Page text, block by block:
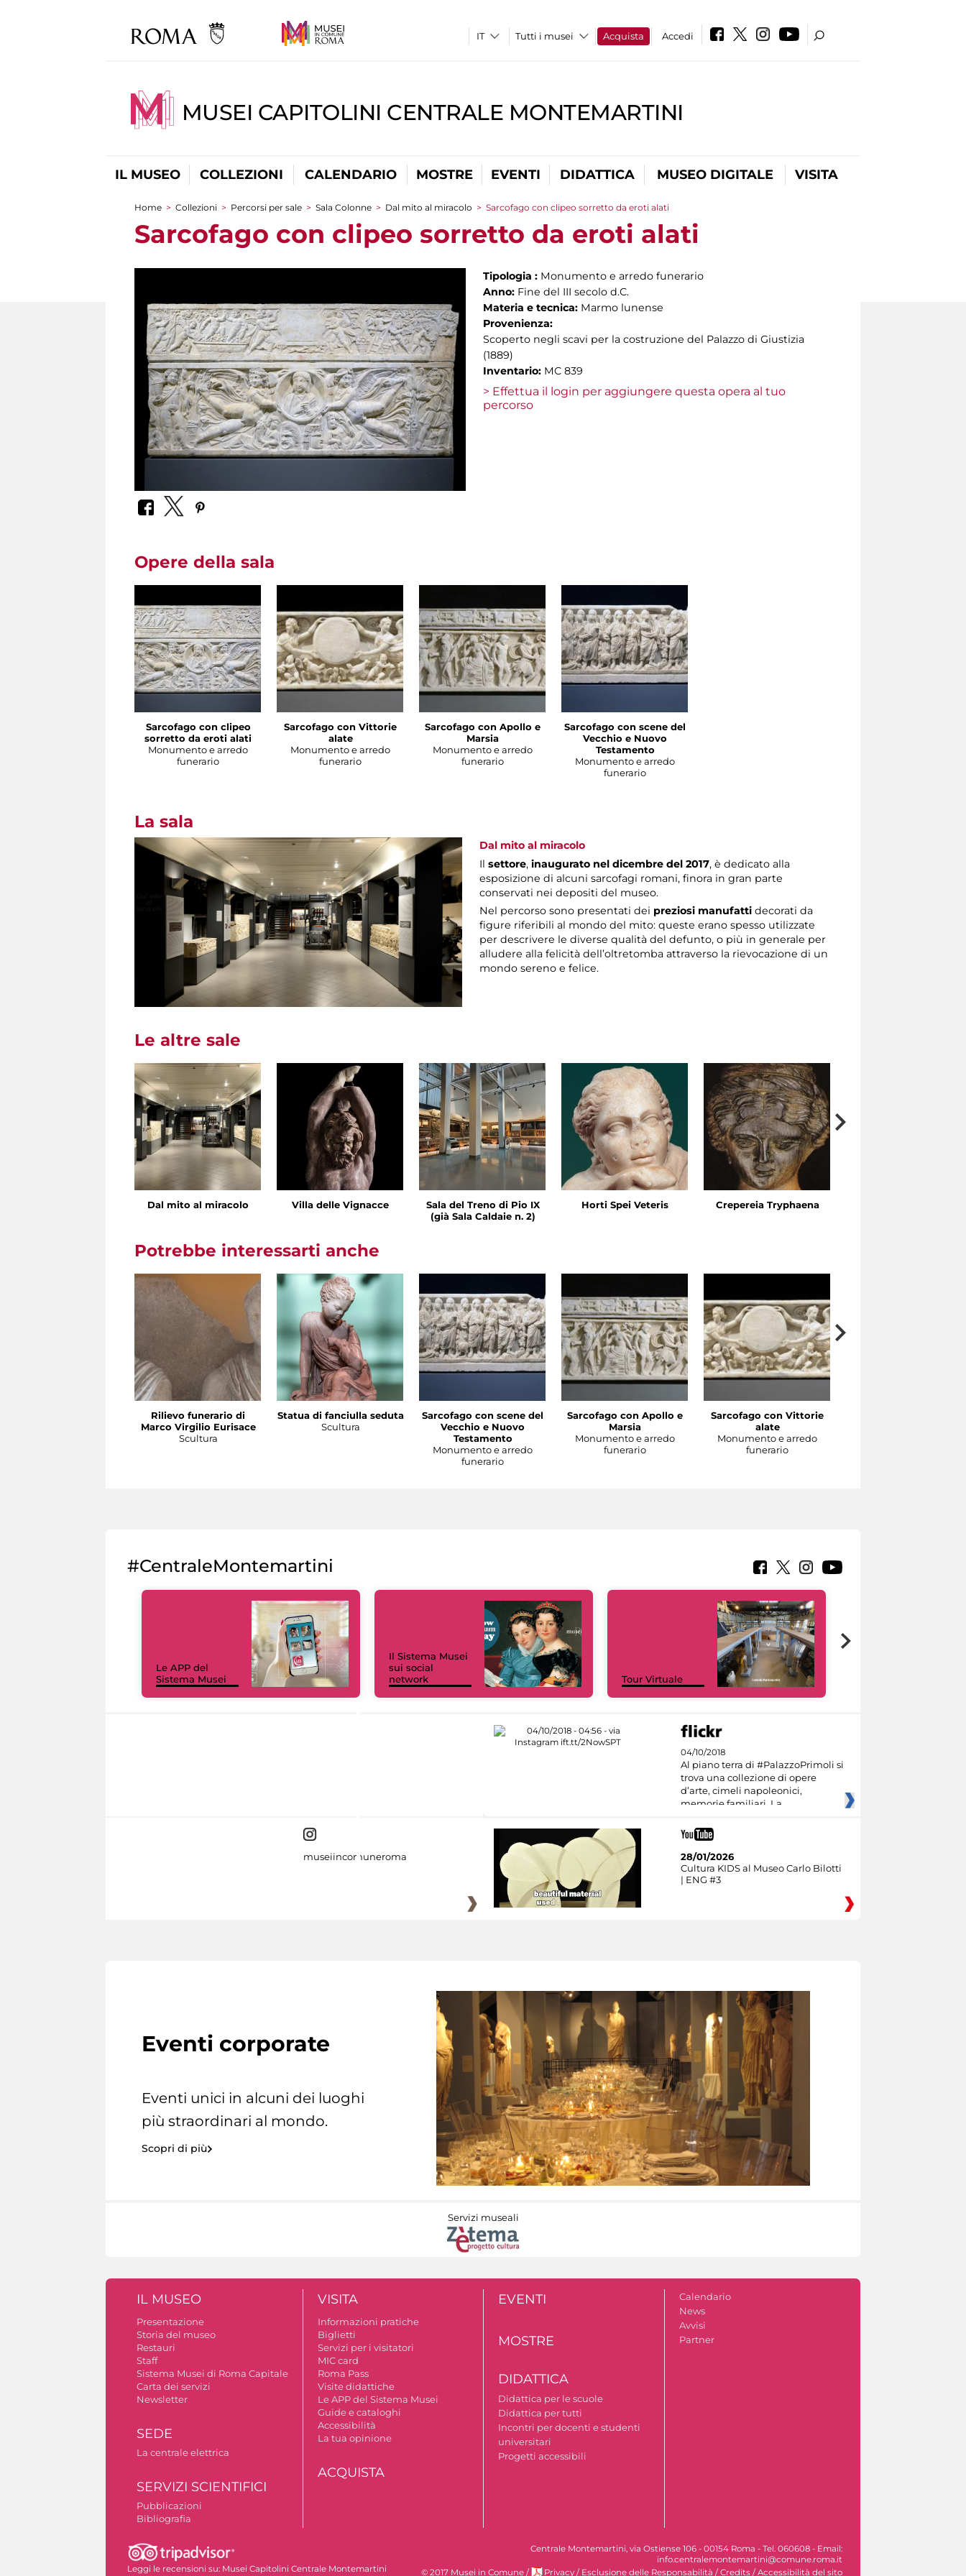
Tutti i musei Acquista Accedi
MUSEI CAPITOLINI CENTRALE MONTEMARTINI
IL MUSEO COLLEZIONI CALENDARIO MOSTRE EVENTI DIDATTICA MUSEO DIGITALE VISITA
Tu sei qui
Home > Collezioni > Percorsi per sale > Sala Colonne > Dal mito al miracolo > Sarcofago con clipeo sorretto da eroti alati
Sarcofago con clipeo sorretto da eroti alati
Tipologia : Monumento e arredo funerario
Anno: Fine del III secolo d.C.
Materia e tecnica: Marmo lunense
Provenienza:
Scoperto negli scavi per la costruzione del Palazzo di Giustizia
(1889)
Inventario: MC 839
> Effettua il login per aggiungere questa opera al tuo
percorso
Opere della sala
Sarcofago con clipeo
sorretto da eroti alati
Monumento e arredo
funerario
Sarcofago con Vittorie
alate
Monumento e arredo
funerario
Sarcofago con Apollo e
Marsia
Monumento e arredo
funerario
Sarcofago con scene del
Vecchio e Nuovo
Testamento
Monumento e arredo
funerario
La sala
Dal mito al miracolo
Il settore,inaugurato nel dicembre del 2017, è dedicato alla
esposizione di alcuni sarcofagi romani, finora in gran parte
conservati nei depositi del museo.
Nel percorso sono presentati dei preziosi manufatti decorati da
figure riferibili al mondo del mito: queste erano spesso utilizzate
per descrivere le diverse qualità del defunto, o più in generale per
alludere alla felicità dell’oltretomba attraverso la rievocazione di un
mondo sereno e felice.
Le altre sale
Dal mito al miracolo Villa delle Vignacce
Sala del Treno di Pio IX
(già Sala Caldaie n. 2)
Horti Spei Veteris Crepereia Tryphaena
Potrebbe interessarti anche
Rilievo funerario di
Marco Virgilio Eurisace
Scultura
Statua di fanciulla seduta
Scultura
Sarcofago con scene del
Vecchio e Nuovo
Testamento
Monumento e arredo
funerario
Sarcofago con Apollo e
Marsia
Monumento e arredo
funerario
Sarcofago con Vittorie
alate
Monumento e arredo
funerario
#CentraleMontemartini
Le APP del
Sistema Musei
Il Sistema Musei
sui social
network
Tour Virtuale
04/10/2018
Al piano terra di #PalazzoPrimoli si
trova una collezione di opere
d’arte, cimeli napoleonici,
memorie familiari. La
museiincomuneroma
28/01/2026
Cultura KIDS al Museo Carlo Bilotti
| ENG #3
Eventi corporate
Eventi unici in alcuni dei luoghi
più straordinari al mondo.
Scopri di più
Servizi museali
IL MUSEO
Presentazione
Storia del museo
Restauri
Staff
Sistema Musei di Roma Capitale
Carta dei servizi
Newsletter
SEDE
La centrale elettrica
SERVIZI SCIENTIFICI
Pubblicazioni
Bibliografia
VISITA
Informazioni pratiche
Biglietti
Servizi per i visitatori
MIC card
Roma Pass
Visite didattiche
Le APP del Sistema Musei
Guide e cataloghi
Accessibilità
La tua opinione
ACQUISTA
EVENTI
MOSTRE
DIDATTICA
Didattica per le scuole
Didattica per tutti
Incontri per docenti e studenti
universitari
Progetti accessibili
Calendario
News
Avvisi
Partner
Leggi le recensioni su: Musei Capitolini Centrale Montemartini
Centrale Montemartini, via Ostiense 106 - 00154 Roma - Tel. 060608 - Email:
info.centralemontemartini@comune.roma.it
© 2017 Musei in Comune / Privacy / Esclusione delle Responsabilità / Credits / Accessibilità del sito